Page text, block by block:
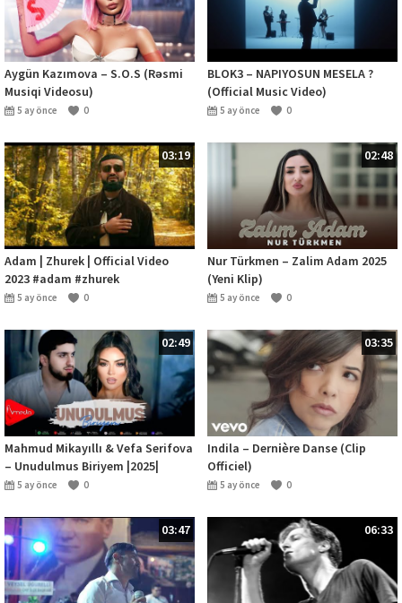
Aygün Kazımova – S.O.S (Rəsmi
Musiqi Videosu)
5 ay önce 0
BLOK3 – NAPIYOSUN MESELA ?
(Official Music Video)
5 ay önce 0
03:19
Adam | Zhurek | Official Video
2023 #adam #zhurek
5 ay önce 0
02:48
Nur Türkmen – Zalim Adam 2025
(Yeni Klip)
5 ay önce 0
02:49
Mahmud Mikayıllı & Vefa Serifova
– Unudulmus Biriyem |2025|
Remix
5 ay önce 0
03:35
Indila – Dernière Danse (Clip
Officiel)
5 ay önce 0
03:47 06:33